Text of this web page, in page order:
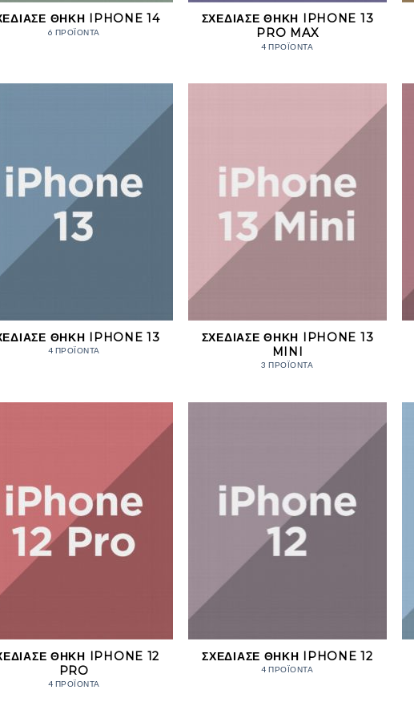
ΘΉΚΗ IPHONE 14
6 ΠΡΟΪΌΝΤΑ
ΣΧΕΔΊΑΣΕ ΘΉΚΗ IPHONE 13
PRO MAX
4 ΠΡΟΪΌΝΤΑ
ΘΉΚΗ IPHONE 13
4 ΠΡΟΪΌΝΤΑ
ΣΧΕΔΊΑΣΕ ΘΉΚΗ IPHONE 13
MINI
3 ΠΡΟΪΌΝΤΑ
ΘΉΚΗ IPHONE 12
PRO
4 ΠΡΟΪΌΝΤΑ
ΣΧΕΔΊΑΣΕ ΘΉΚΗ IPHONE 12
4 ΠΡΟΪΌΝΤΑ